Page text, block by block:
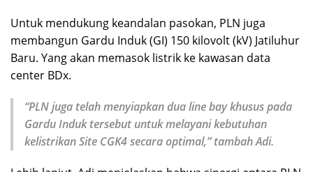
Untuk mendukung keandalan pasokan, PLN juga
membangun Gardu Induk (GI) 150 kilovolt (kV) Jatiluhur
Baru. Yang akan memasok listrik ke kawasan data
center BDx.
“PLN juga telah menyiapkan dua line bay khusus pada
Gardu Induk tersebut untuk melayani kebutuhan
kelistrikan Site CGK4 secara optimal,” tambah Adi.